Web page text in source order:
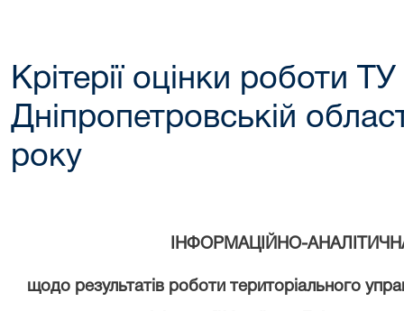
Крітерії оцінки роботи
Дніпропетровській
року
ІНФОРМАЦІЙНО-
щодо результатів роботи територіального